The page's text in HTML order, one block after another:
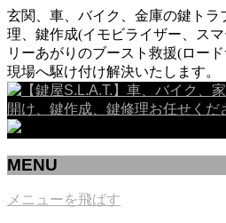
玄関、車、バイク、金庫の鍵トラ
理、鍵作成(イモビライザー、ス
リーあがりのブースト救援(ロー
現場へ駆け付け解決いたします。
MENU
メニューを飛ばす